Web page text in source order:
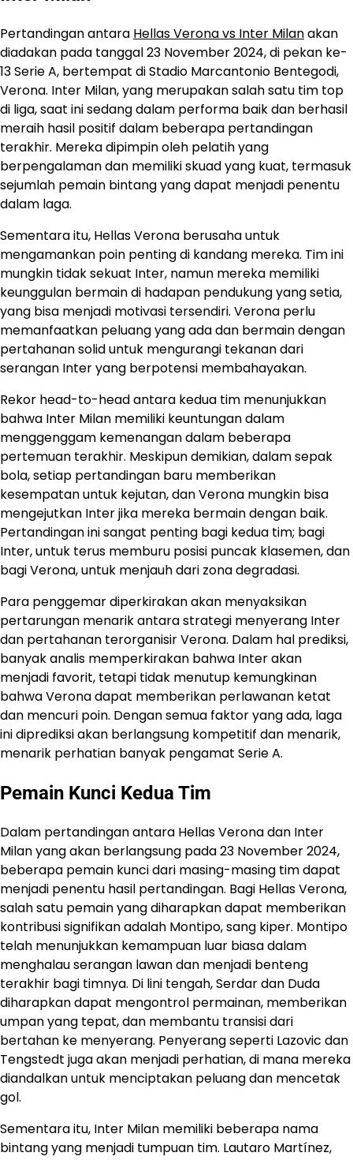
Pertandingan antara Hellas Verona vs Inter Milanakan
diadakan pada tanggal 23 November 2024, di pekan ke-
13 Serie A, bertempat di Stadio Marcantonio Bentegodi,
Verona. Inter Milan, yang merupakan salah satu tim top
di liga, saat ini sedang dalam performa baik dan berhasil
meraih hasil positif dalam beberapa pertandingan
terakhir. Mereka dipimpin oleh pelatih yang
berpengalaman dan memiliki skuad yang kuat, termasuk
sejumlah pemain bintang yang dapat menjadi penentu
dalam laga.
Sementara itu, Hellas Verona berusaha untuk
mengamankan poin penting di kandang mereka. Tim ini
mungkin tidak sekuat Inter, namun mereka memiliki
keunggulan bermain di hadapan pendukung yang setia,
yang bisa menjadi motivasi tersendiri. Verona perlu
memanfaatkan peluang yang ada dan bermain dengan
pertahanan solid untuk mengurangi tekanan dari
serangan Inter yang berpotensi membahayakan.
Rekor head-to-head antara kedua tim menunjukkan
bahwa Inter Milan memiliki keuntungan dalam
menggenggam kemenangan dalam beberapa
pertemuan terakhir. Meskipun demikian, dalam sepak
bola, setiap pertandingan baru memberikan
kesempatan untuk kejutan, dan Verona mungkin bisa
mengejutkan Inter jika mereka bermain dengan baik. ​
Pertandingan ini sangat penting bagi kedua tim; bagi
Inter, untuk terus memburu posisi puncak klasemen, dan
bagi Verona, untuk menjauh dari zona degradasi.​
Para penggemar diperkirakan akan menyaksikan
pertarungan menarik antara strategi menyerang Inter
dan pertahanan terorganisir Verona. Dalam hal prediksi,
banyak analis memperkirakan bahwa Inter akan
menjadi favorit, tetapi tidak menutup kemungkinan
bahwa Verona dapat memberikan perlawanan ketat
dan mencuri poin. Dengan semua faktor yang ada, laga
ini diprediksi akan berlangsung kompetitif dan menarik,
menarik perhatian banyak pengamat Serie A.
Pemain Kunci Kedua Tim
Dalam pertandingan antara Hellas Verona dan Inter
Milan yang akan berlangsung pada 23 November 2024,
beberapa pemain kunci dari masing-masing tim dapat
menjadi penentu hasil pertandingan. Bagi Hellas Verona,
salah satu pemain yang diharapkan dapat memberikan
kontribusi signifikan adalah Montipo, sang kiper. Montipo
telah menunjukkan kemampuan luar biasa dalam
menghalau serangan lawan dan menjadi benteng
terakhir bagi timnya. Di lini tengah, Serdar dan Duda
diharapkan dapat mengontrol permainan, memberikan
umpan yang tepat, dan membantu transisi dari
bertahan ke menyerang. Penyerang seperti Lazovic dan
Tengstedt juga akan menjadi perhatian, di mana mereka
diandalkan untuk menciptakan peluang dan mencetak
gol.
Sementara itu, Inter Milan memiliki beberapa nama
bintang yang menjadi tumpuan tim. Lautaro Martínez,